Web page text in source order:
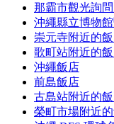
那霸市觀光詢
沖繩縣立博物
崇元寺附近的
歌町站附近的
沖繩飯店
前島飯店
古島站附近的
榮町市場附近